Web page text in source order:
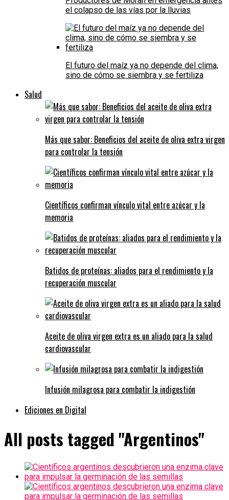
el colapso de las vías por la lluvias
El futuro del maíz ya no depende del clima,
sino de cómo se siembra y se fertiliza
Salud
Más que sabor: Beneficios del aceite de oliva extra virgen
para controlar la tensión
Científicos confirman vínculo vital entre azúcar y la
memoria
Batidos de proteínas: aliados para el rendimiento y la
recuperación muscular
Aceite de oliva virgen extra es un aliado para la salud
cardiovascular
Infusión milagrosa para combatir la indigestión
Ediciones en Digital
All posts tagged "Argentinos"